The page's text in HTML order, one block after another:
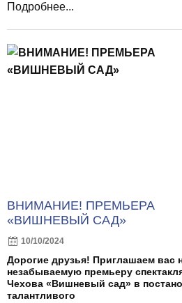
Подробнее...
ВНИМАНИЕ! ПРЕМЬЕРА
«ВИШНЕВЫЙ САД»
10/10/2024
Дорогие друзья! Приглашаем вас
незабываемую премьеру
Чехова «Вишневый сад» в
талантливого